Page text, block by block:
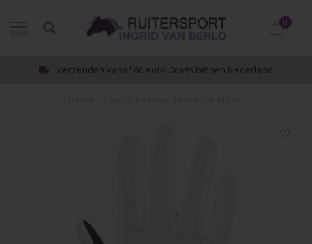
0
Verzenden vanaf 60 euro Gratis binnen Nederland